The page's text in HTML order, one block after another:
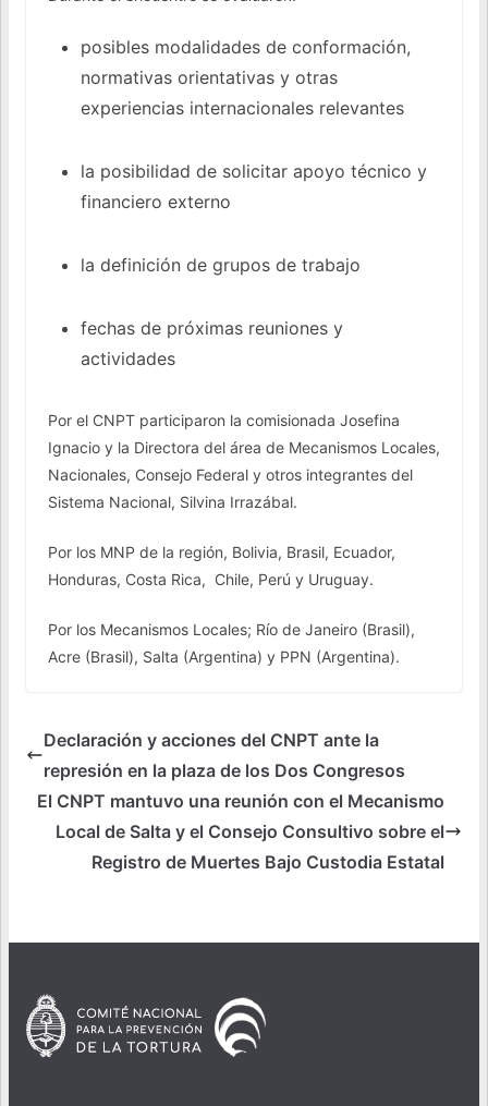
posibles modalidades de conformación,
normativas orientativas y otras
experiencias internacionales relevantes
la posibilidad de solicitar apoyo técnico y
financiero externo
la definición de grupos de trabajo
fechas de próximas reuniones y
actividades
Por el CNPT participaron la comisionada Josefina
Ignacio y la Directora del área de Mecanismos Locales,
Nacionales, Consejo Federal y otros integrantes del
Sistema Nacional, Silvina Irrazábal.
Por los MNP de la región, Bolivia, Brasil, Ecuador,
Honduras, Costa Rica, Chile, Perú y Uruguay.
Por los Mecanismos Locales; Río de Janeiro (Brasil),
Acre (Brasil), Salta (Argentina) y PPN (Argentina).
Declaración y acciones del CNPT ante la
represión en la plaza de los Dos Congresos
El CNPT mantuvo una reunión con el Mecanismo
Local de Salta y el Consejo Consultivo sobre el
Registro de Muertes Bajo Custodia Estatal